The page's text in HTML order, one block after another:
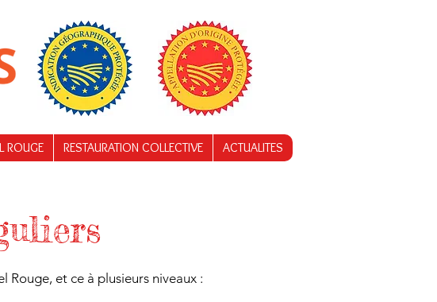
ROUGE RESTAURATION COLLECTIVE ACTUALITES
et ce à plusieurs niveaux :